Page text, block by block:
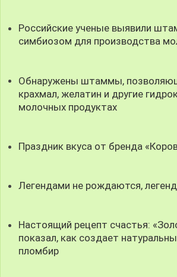
Российские ученые выявили
симбиозом для производства
Обнаружены штаммы,
крахмал, желатин и другие
молочных продуктах
Праздник вкуса от бренда
Легендами не рождаются,
Настоящий рецепт счастья:
показал, как создает
пломбир